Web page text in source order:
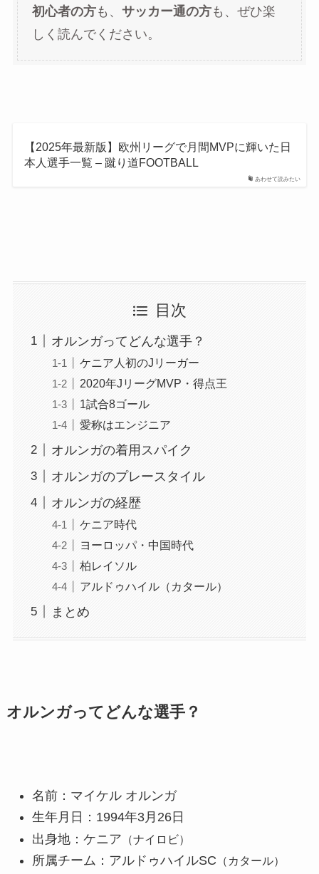
初心者の方も、 サッカー通の方も、ぜひ楽
しく読んでください。
あわせて読みたい
【2025年最新版】欧州リーグで月間MVPに輝いた日
本人選手一覧 – 蹴り道FOOTBALL
目次
オルンガってどんな選手？
ケニア人初のJリーガー
2020年JリーグMVP・得点王
1試合8ゴール
愛称はエンジニア
オルンガの着用スパイク
オルンガのプレースタイル
オルンガの経歴
ケニア時代
ヨーロッパ・中国時代
柏レイソル
アルドゥハイル（カタール）
まとめ
オルンガってどんな選手？
名前：マイケル オルンガ
生年月日：1994年3月26日
出身地：ケニア （ナイロビ）
所属チーム：アルドゥハイルSC （カタール）